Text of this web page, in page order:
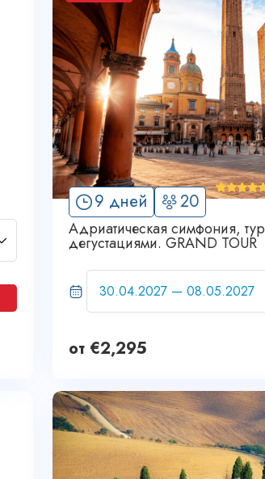
9 дней 20
'
Адриатическая симфония,
дегустациями. GRAND TOUR
от €2,295